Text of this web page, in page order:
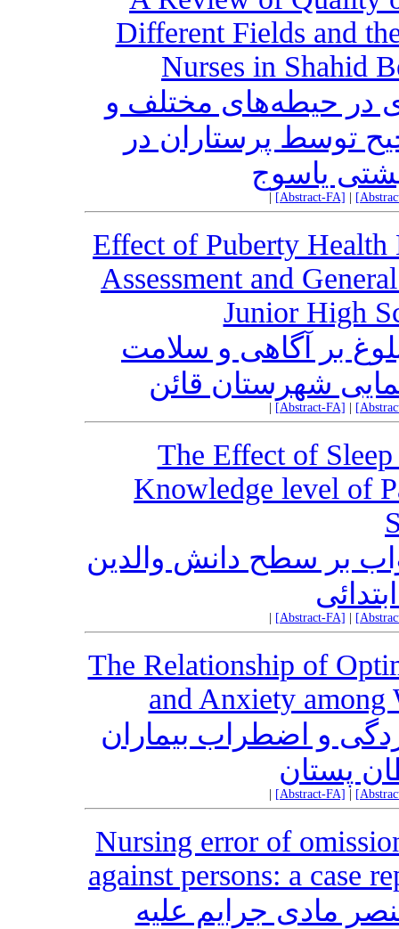
Different Fields and
Nurses in Shahid
در حیطه‌های مختلف و
توسط پرستاران در
یاسوج
[Abstract-FA]
Effect of Puberty Health
Assessment and
Junior High
بر آگاهی و سلامت
شهرستان قائن
[Abstract-FA]
The Effect of
Knowledge level of
بر سطح دانش والدین
[Abstract-FA]
The Relationship of
and Anxiety among
و اضطراب بیماران
پستان
[Abstract-FA]
Nursing error of
against persons: a case
مادی جرایم‌ علیه